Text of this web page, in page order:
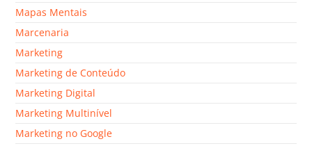
Mapas Mentais
Marcenaria
Marketing
Marketing de Conteúdo
Marketing Digital
Marketing Multinível
Marketing no Google